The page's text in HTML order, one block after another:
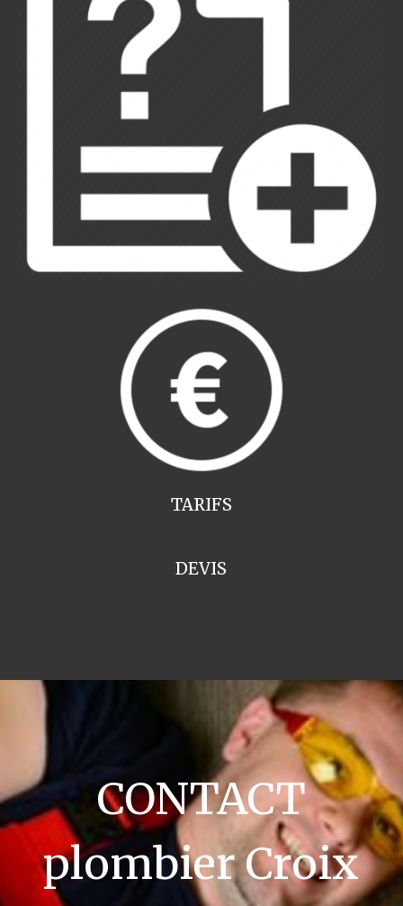
TARIFS
DEVIS
CONTACT
plombier Croix